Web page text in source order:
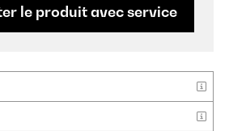
le produit avec service